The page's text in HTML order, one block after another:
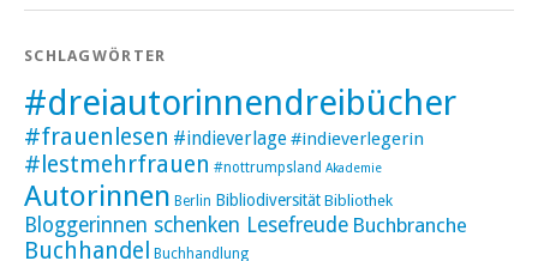
SCHLAGWÖRTER
#dreiautorinnendreibücher
#frauenlesen #indieverlage#indieverlegerin
#lestmehrfrauen #nottrumpsland Akademie
Autorinnen Berlin Bibliodiversität Bibliothek
Bloggerinnen schenken Lesefreude Buchbranche
Buchhandel Buchhandlung